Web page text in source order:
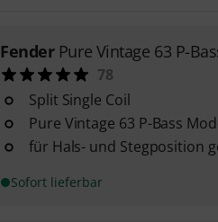
Fender Pure Vintage 63 P-
78
Split Single Coil
Pure Vintage 63 P-Bass
für Hals- und Stegposition
Sofort lieferbar